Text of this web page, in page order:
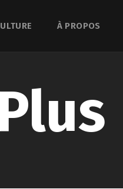
À PROPOS